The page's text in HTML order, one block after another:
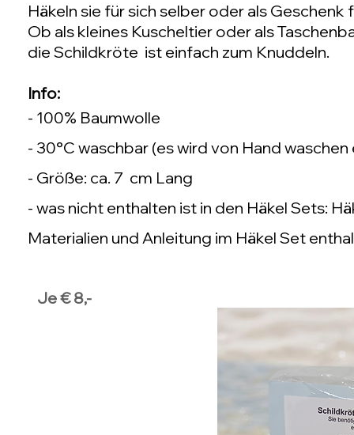
Häkeln sie für sich selber oder als
Ob als kleines Kuscheltier oder als
die Schildkröte ist einfach zum Knuddeln.
Info:
- 100% Baumwolle
- 30°C waschbar (es wird von Hand
- Größe: ca. 7 cm Lang
- was nicht enthalten ist in den Häkel Sets:
Materialien und Anleitung im Häkel Set
Je € 8,-